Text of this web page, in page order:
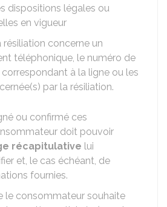
dispositions légales ou
en vigueur
résiliation concerne un
téléphonique, le numéro de
à la ligne ou les
par la résiliation.
ou confirmé ces
doit pouvoir
récapitulative lui
et, le cas échéant, de
fournies.
le consommateur souhaite